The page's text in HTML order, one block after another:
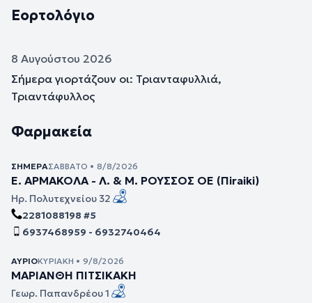
Εορτολόγιο
8 Αυγούστου 2026
Σήμερα γιορτάζουν οι: Τριανταφυλλιά,
Τριαντάφυλλος
Φαρμακεία
ΣΉΜΕΡΑΣΆΒΒΑΤΟ • 8/8/2026
Ε. ΑΡΜΑΚΟΛΑ - Λ. & Μ. ΡΟΥΣΣΟΣ ΟΕ (Πiraiki)
Ηρ. Πολυτεχνείου 32
2281088198 #5
6937468959 - 6932740464
ΑΎΡΙΟΚΥΡΙΑΚΉ • 9/8/2026
ΜΑΡΙΑΝΘΗ ΠΙΤΣΙΚΑΚΗ
Γεωρ. Παπανδρέου 1